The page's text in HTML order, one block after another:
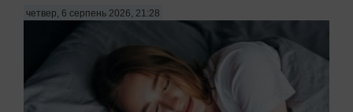
четвер, 6 серпень 2026, 21:28